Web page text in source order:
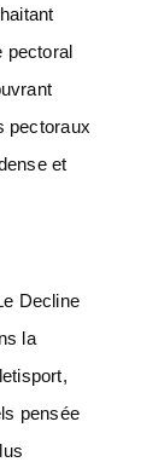
pectoral
pectoraux
et
Decline
la
pensée